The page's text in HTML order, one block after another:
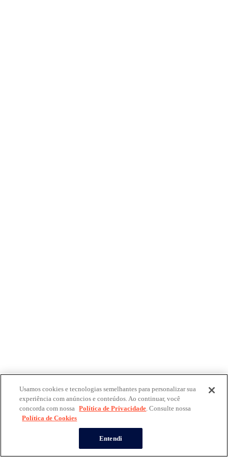
Usamos cookies e tecnologias semelhantes para personalizar sua
experiência com anúncios e conteúdos. Ao continuar, você
concorda com nossa Política de Privacidade. Consulte nossa
Política de Cookies
Entendi